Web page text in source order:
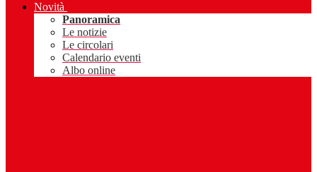
Novità
Panoramica
Le notizie
Le circolari
Calendario eventi
Albo online